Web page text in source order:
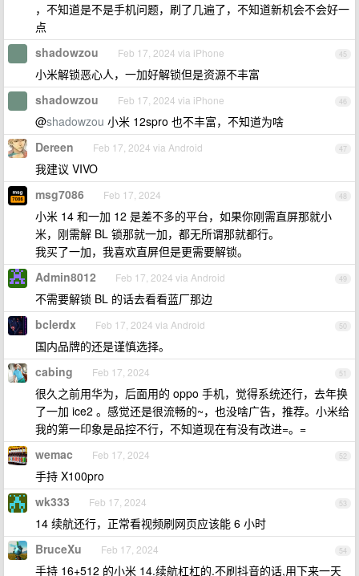
，不知道是不是手机问题，刷了几遍了，不知道新机会不会好一
点
45
shadowzou Feb 17, 2024 via iPhone
小米解锁恶心人，一加好解锁但是资源不丰富
46
shadowzou Feb 17, 2024 via iPhone
@shadowzou 小米 12spro 也不丰富，不知道为啥
47
Dereen Feb 17, 2024 via Android
我建议 VIVO
48
msg7086 Feb 17, 2024
小米 14 和一加 12 是差不多的平台，如果你刚需直屏那就小
米，刚需解 BL 锁那就一加，都无所谓那就都行。
我买了一加，我喜欢直屏但是更需要解锁。
49
Admin8012 Feb 17, 2024 via Android
不需要解锁 BL 的话去看看蓝厂那边
50
bclerdx Feb 17, 2024 via Android
国内品牌的还是谨慎选择。
51
cabing Feb 17, 2024
很久之前用华为，后面用的 oppo 手机，觉得系统还行，去年换
了一加 ice2 。感觉还是很流畅的~，也没啥广告，推荐。小米给
我的第一印象是品控不行，不知道现在有没有改进=。=
52
wemac Feb 17, 2024
手持 X100pro
53
wk333 Feb 17, 2024
14 续航还行，正常看视频刷网页应该能 6 小时
54
BruceXu Feb 17, 2024
手持 16+512 的小米 14.续航杠杠的.不刷抖音的话,用下来一天